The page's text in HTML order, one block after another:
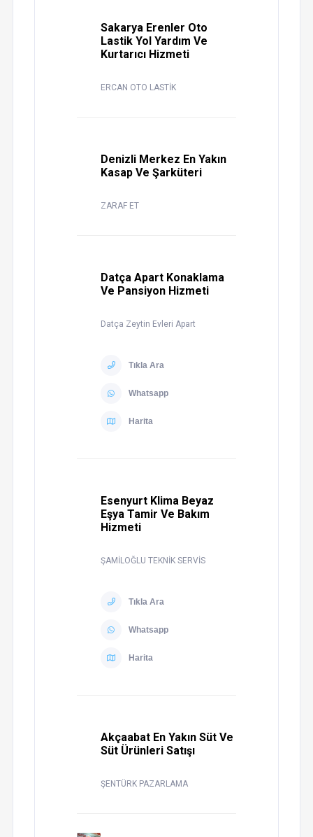
Sakarya Erenler Oto
Lastik Yol Yardım Ve
Kurtarıcı Hizmeti
ERCAN OTO LASTİK
Denizli Merkez En Yakın
Kasap Ve Şarküteri
ZARAF ET
Datça Apart Konaklama
Ve Pansiyon Hizmeti
Datça Zeytin Evleri Apart
Tıkla Ara
Whatsapp
Harita
Esenyurt Klima Beyaz
Eşya Tamir Ve Bakım
Hizmeti
ŞAMİLOĞLU TEKNİK SERVİS
Tıkla Ara
Whatsapp
Harita
Akçaabat En Yakın Süt Ve
Süt Ürünleri Satışı
ŞENTÜRK PAZARLAMA